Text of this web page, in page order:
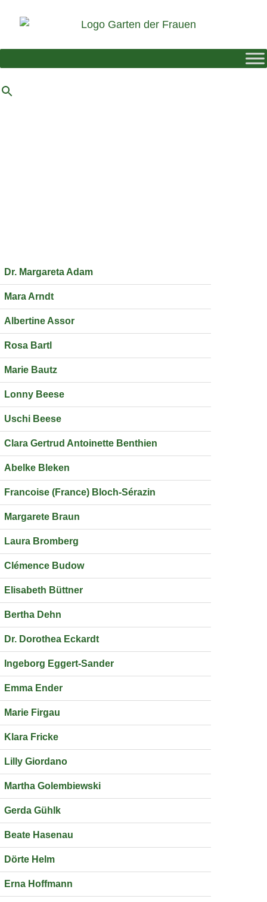
Dr. Margareta Adam
Mara Arndt
Albertine Assor
Rosa Bartl
Marie Bautz
Lonny Beese
Uschi Beese
Clara Gertrud Antoinette Benthien
Abelke Bleken
Francoise (France) Bloch-Sérazin
Margarete Braun
Laura Bromberg
Clémence Budow
Elisabeth Büttner
Bertha Dehn
Dr. Dorothea Eckardt
Ingeborg Eggert-Sander
Emma Ender
Marie Firgau
Klara Fricke
Lilly Giordano
Martha Golembiewski
Gerda Gühlk
Beate Hasenau
Dörte Helm
Erna Hoffmann